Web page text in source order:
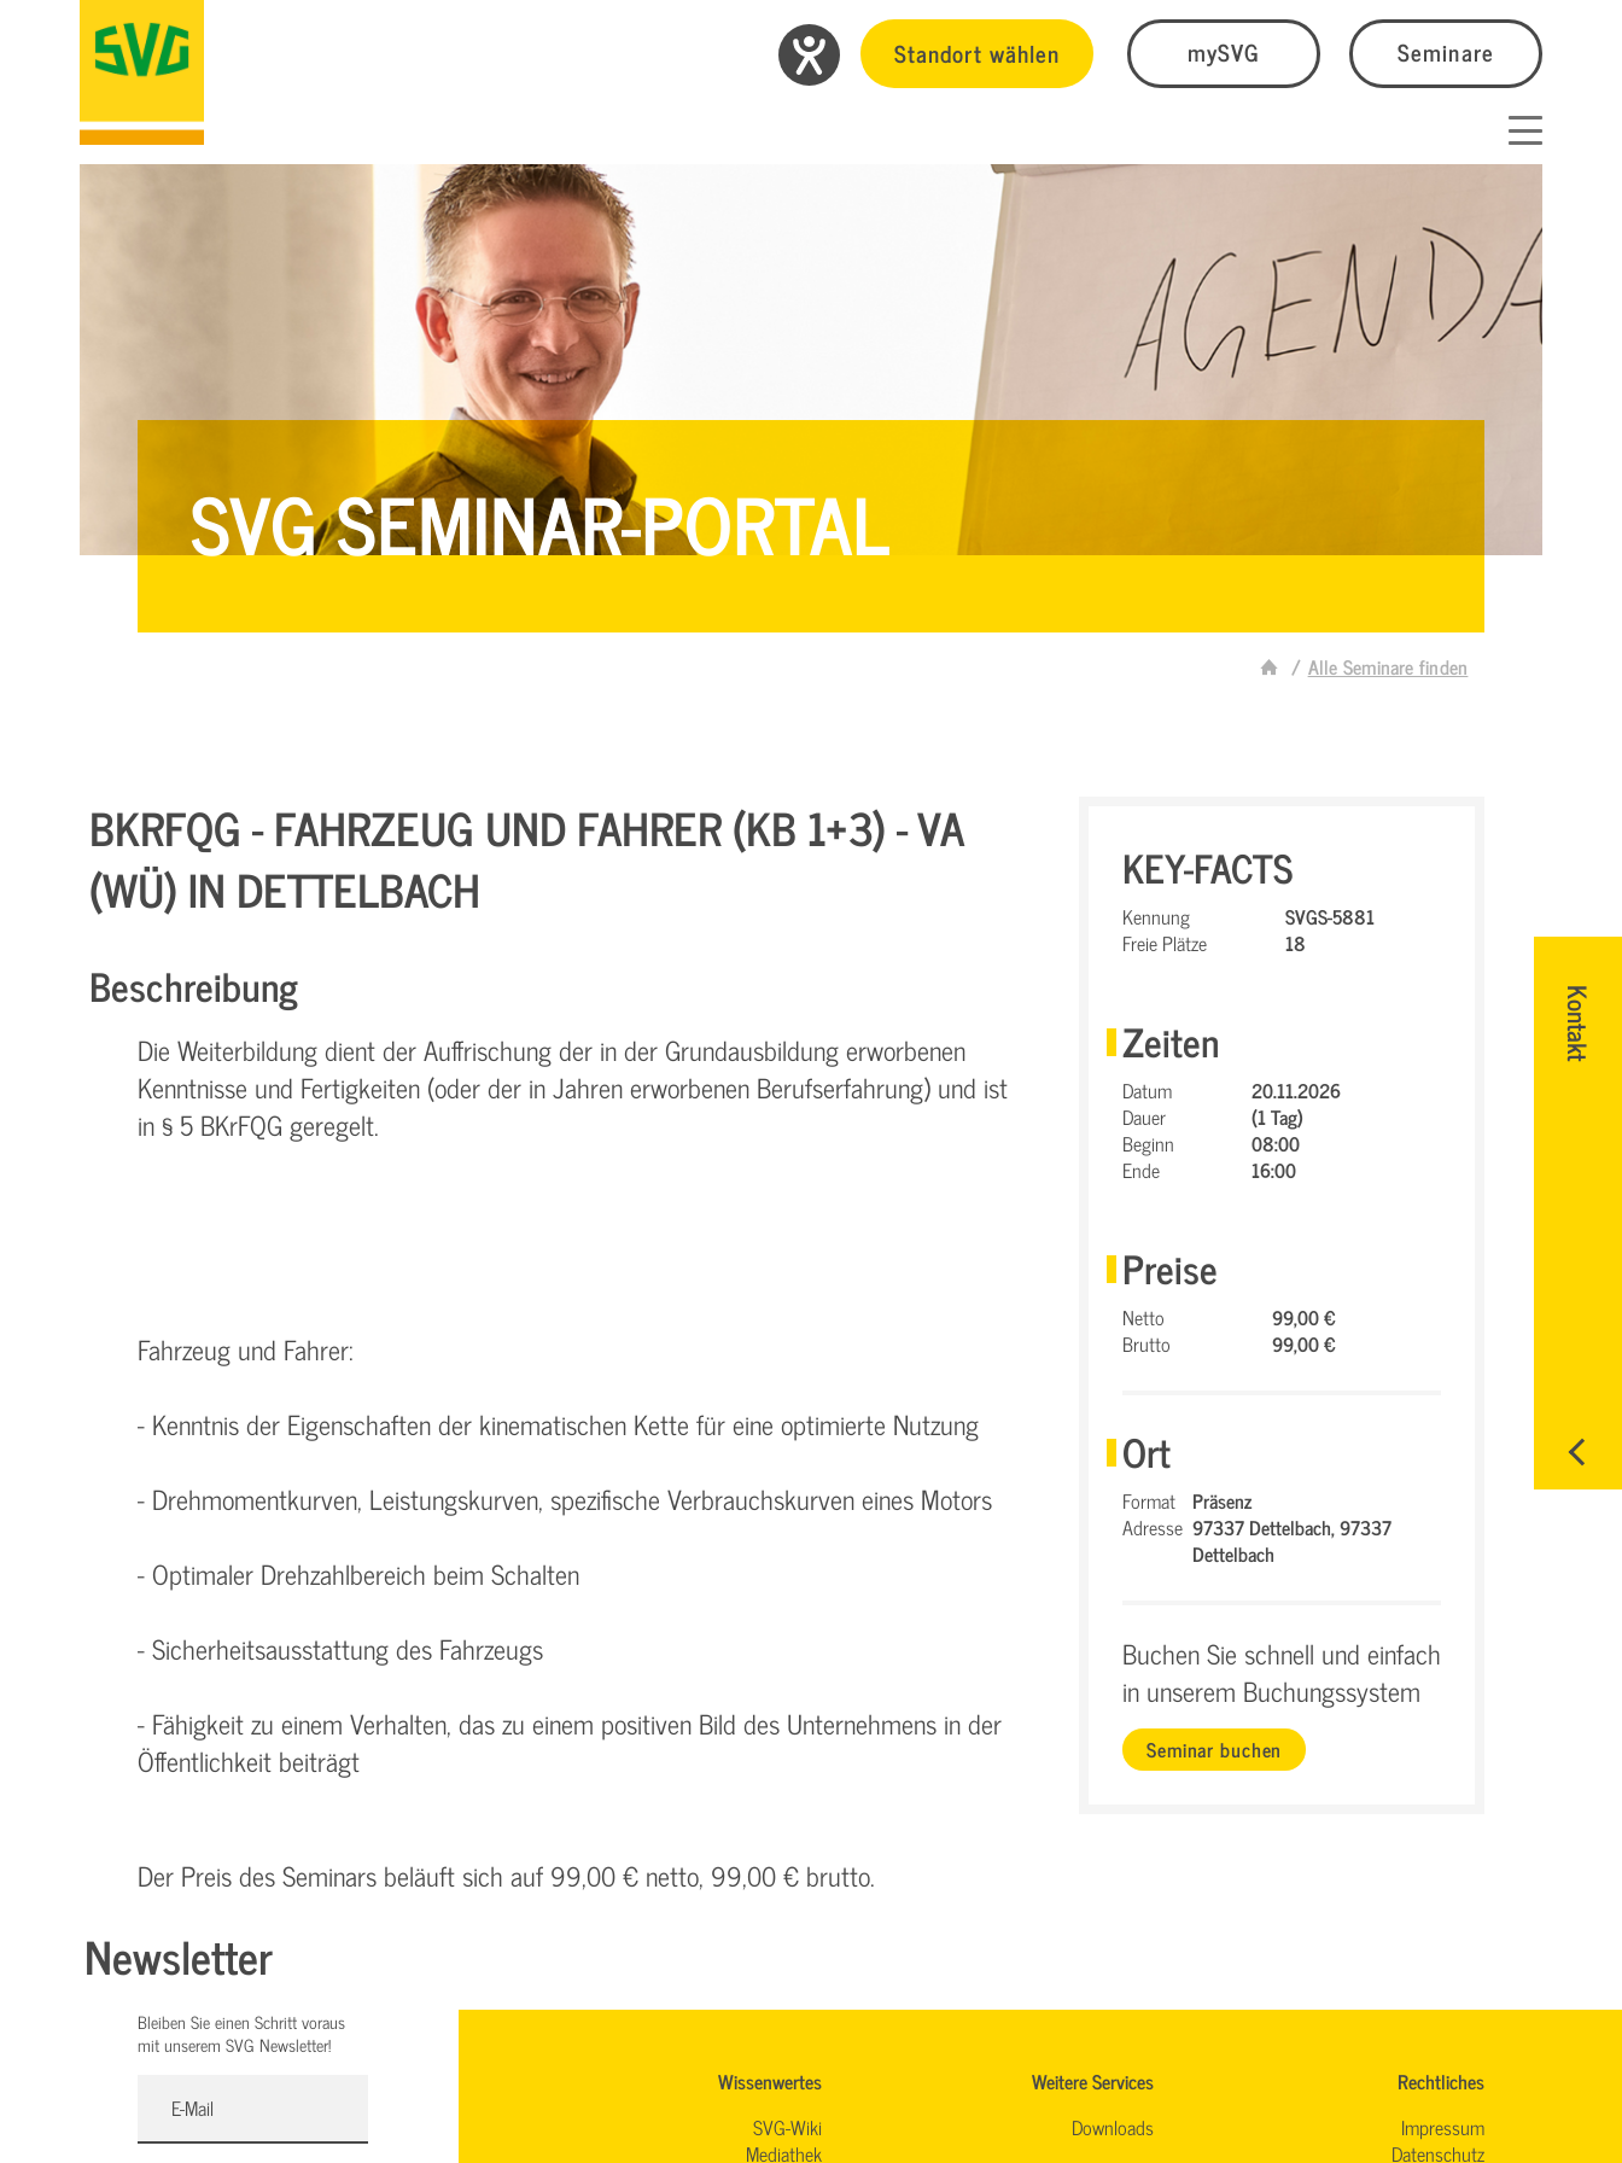
Standort wählen mySVG Seminare
SVG SEMINAR-PORTAL
Alle Seminare finden
Kontakt
BKRFQG - FAHRZEUG UND FAHRER (KB 1+3) - VA
(WÜ) IN DETTELBACH
Beschreibung
Die Weiterbildung dient der Auffrischung der in der Grundausbildung erworbenen
Kenntnisse und Fertigkeiten (oder der in Jahren erworbenen Berufserfahrung) und ist
in § 5 BKrFQG geregelt.
Fahrzeug und Fahrer:
- Kenntnis der Eigenschaften der kinematischen Kette für eine optimierte Nutzung
- Drehmomentkurven, Leistungskurven, spezifische Verbrauchskurven eines Motors
- Optimaler Drehzahlbereich beim Schalten
- Sicherheitsausstattung des Fahrzeugs
- Fähigkeit zu einem Verhalten, das zu einem positiven Bild des Unternehmens in der
Öffentlichkeit beiträgt
Der Preis des Seminars beläuft sich auf 99,00 € netto, 99,00 € brutto.
KEY-FACTS
Kennung
SVGS-5881
Freie Plätze
18
Zeiten
Datum
20.11.2026
Dauer
(1 Tag)
Beginn
08:00
Ende
16:00
Preise
Netto
99,00 €
Brutto
99,00 €
Ort
Format Präsenz
Adresse 97337 Dettelbach,97337
Dettelbach
Buchen Sie schnell und einfach
in unserem Buchungssystem
Seminar buchen
Newsletter
Bleiben Sie einen Schritt voraus
mit unserem SVG Newsletter!
Wissenwertes
SVG-Wiki
Mediathek
Weitere Services
Downloads
Rechtliches
Impressum
Datenschutz